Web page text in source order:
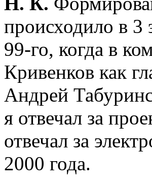
происходило в 3
99-го, когда в
Кривенков как
Андрей
я отвечал за
отвечал за
2000 года.